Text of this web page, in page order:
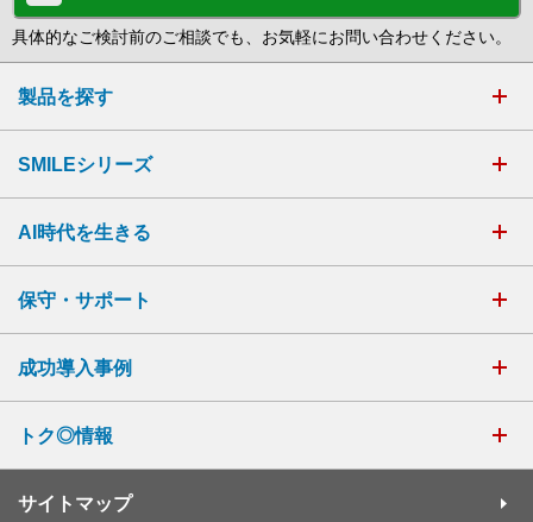
具体的なご検討前のご相談でも、お気軽にお問い合わせください。
製品を探す
SMILEシリーズ
AI時代を生きる
保守・サポート
成功導入事例
トク◎情報
サイトマップ